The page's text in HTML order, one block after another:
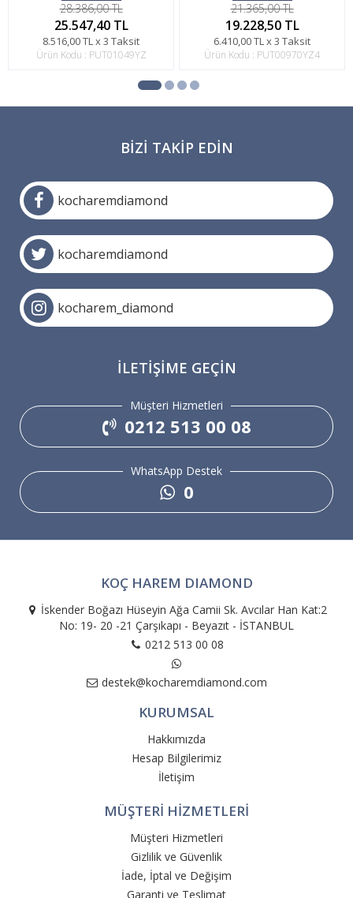
28.386,00 TL
25.547,40 TL
8.516,00 TL x 3 Taksit
Ürün Kodu : PUT01049YZ
21.365,00 TL
19.228,50 TL
6.410,00 TL x 3 Taksit
Ürün Kodu : PUT00970YZ4
BIZI TAKIP EDIN
kocharemdiamond
kocharemdiamond
kocharem_diamond
İLETIŞIME GEÇIN
Müşteri Hizmetleri
0212 513 00 08
WhatsApp Destek
0
KOÇ HAREM DIAMOND
İskender Boğazı Hüseyin Ağa Camii Sk. Avcılar Han Kat:2
No: 19- 20 -21 Çarşıkapı - Beyazıt - İSTANBUL
0212 513 00 08
destek@kocharemdiamond.com
KURUMSAL
Hakkımızda
Hesap Bilgilerimiz
İletişim
MÜŞTERİ HİZMETLERİ
Müşteri Hizmetleri
Gizlilik ve Güvenlik
İade, İptal ve Değişim
Garanti ve Teslimat